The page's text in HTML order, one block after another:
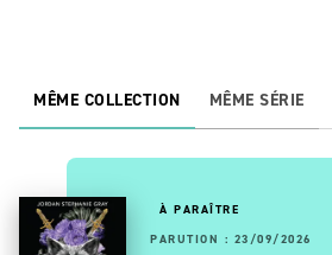
MÊME COLLECTION MÊME SÉRIE
À PARAÎTRE
PARUTION : 23/09/2026